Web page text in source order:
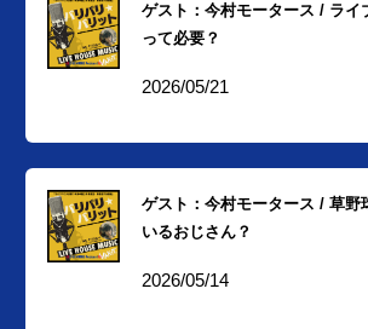
ゲスト：今村モータース / ライ
って必要？
2026/05/21
ゲスト：今村モータース / 草野
いるおじさん？
2026/05/14